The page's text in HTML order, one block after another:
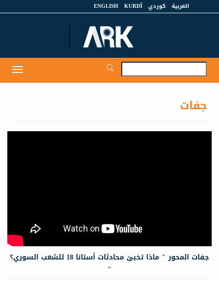
العربية كوردي KURDÎ
ENGLISH
جفات
جفات المحور " ماذا تخبئ محادثات أستانا 18 للشعب السوري؟
"